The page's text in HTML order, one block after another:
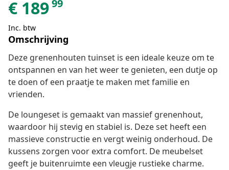
€ 18999
Inc. btw
Omschrijving
Deze grenenhouten tuinset is een ideale keuze om te
ontspannen en van het weer te genieten, een dutje op
te doen of een praatje te maken met familie en
vrienden.
De loungeset is gemaakt van massief grenenhout,
waardoor hij stevig en stabiel is. Deze set heeft een
massieve constructie en vergt weinig onderhoud. De
kussens zorgen voor extra comfort. De meubelset
geeft je buitenruimte een vleugje rustieke charme.